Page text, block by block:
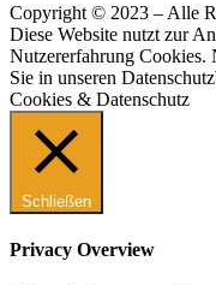
Copyright © 2023 – Alle
Diese Website nutzt zur
Nutzererfahrung Cookies.
Sie in unseren
Cookies & Datenschutz
Schließen
Privacy Overview